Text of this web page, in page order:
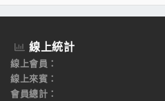
線上統計
線上會員
線上來賓
會員總計